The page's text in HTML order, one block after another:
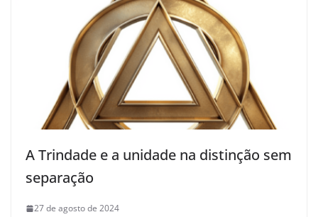
A Trindade e a unidade na distinção sem
separação
27 de agosto de 2024